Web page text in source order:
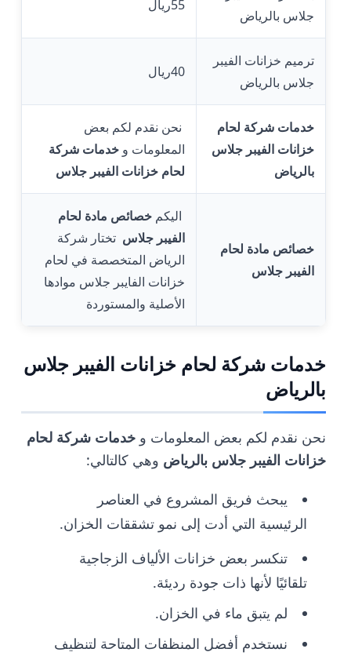
جلاس بالرياض
55ريال
ترميم خزانات الفيبر
جلاس بالرياض
40ريال
خدمات شركة لحام
خزانات الفيبر جلاس
بالرياض
نحن نقدم لكم بعض
المعلومات وخدمات شركة
لحام خزانات الفيبر جلاس
خصائص مادة لحام
الفيبر جلاس
اليكمخصائص مادة لحام
الفيبر جلاس تختار شركة
الرياض المتخصصة في لحام
خزانات الفايبر جلاس موادها
الأصلية والمستوردة
خدمات شركة لحام خزانات الفيبر جلاس
بالرياض
نحن نقدم لكم بعض المعلومات و خدمات شركة لحام
خزانات الفيبر جلاس بالرياض وهي كالتالي:
يبحث فريق المشروع في العناصر
الرئيسية التي أدت إلى نمو تشققات الخزان.
تنكسر بعض خزانات الألياف الزجاجية
تلقائيًا لأنها ذات جودة رديئة.
لم يتبق ماء في الخزان.
نستخدم أفضل المنظفات المتاحة لتنظيف